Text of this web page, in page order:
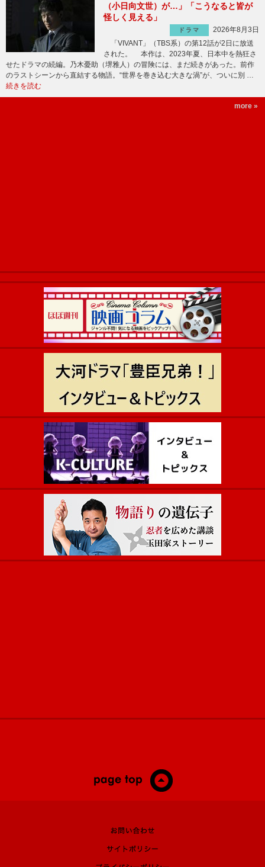
（小日向文世）が…」「こうなると皆が
怪しく見える」
ドラマ
2026年8月3日
「VIVANT」（TBS系）の第12話が2日に放送
された。 本作は、2023年夏、日本中を熱狂さ
せたドラマの続編。乃木憂助（堺雅人）の冒険には、まだ続きがあった。前作
のラストシーンから直結する物語。“世界を巻き込む大きな渦”が、ついに別 …
続きを読む
more »